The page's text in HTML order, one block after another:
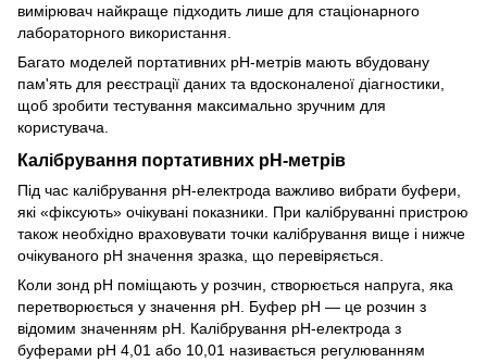
вимірювач найкраще підходить лише для стаціонарного
лабораторного використання.
Багато моделей портативних рН-метрів мають вбудовану
пам'ять для реєстрації даних та вдосконаленої діагностики,
щоб зробити тестування максимально зручним для
користувача.
Калібрування портативних рН-метрів
Під час калібрування рН-електрода важливо вибрати буфери,
які «фіксують» очікувані показники. При калібруванні пристрою
також необхідно враховувати точки калібрування вище і нижче
очікуваного рН значення зразка, що перевіряється.
Коли зонд рН поміщають у розчин, створюється напруга, яка
перетворюється у значення рН. Буфер рН — це розчин з
відомим значенням рН. Калібрування рН-електрода з
буферами рН 4,01 або 10,01 називається регулюванням